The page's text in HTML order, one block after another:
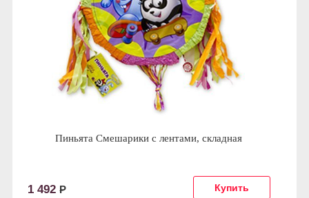
Пиньята Смешарики с лентами, складная
1 492 Р